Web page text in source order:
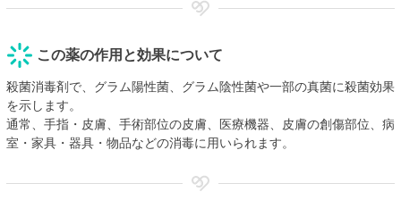
この薬の作用と効果について
殺菌消毒剤で、グラム陽性菌、グラム陰性菌や一部の真菌に殺菌効果
を示します。
通常、手指・皮膚、手術部位の皮膚、医療機器、皮膚の創傷部位、病
室・家具・器具・物品などの消毒に用いられます。